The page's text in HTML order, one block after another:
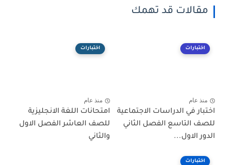
مقالات قد تهمك
اختبارات
منذ عام
اختبار في الدراسات الاجتماعية
للصف التاسع الفصل الثاني
الدور الاول...
اختبارات
منذ عام
امتحانات اللغة الانجليزية
للصف العاشر الفصل الاول
والثاني
اختبارات